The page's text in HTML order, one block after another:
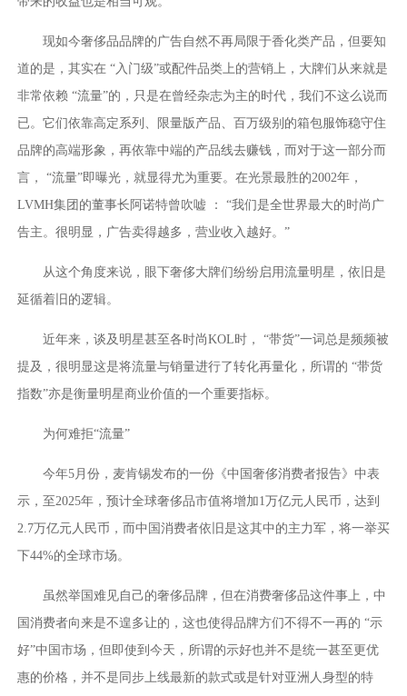
现如今奢侈品品牌的广告自然不再局限于香化类产品，但要知
道的是，其实在 “入门级”或配件品类上的营销上，大牌们从来就是
非常依赖 “流量”的，只是在曾经杂志为主的时代，我们不这么说而
已。它们依靠高定系列、限量版产品、百万级别的箱包服饰稳守住
品牌的高端形象，再依靠中端的产品线去赚钱，而对于这一部分而
言， “流量”即曝光，就显得尤为重要。在光景最胜的2002年，
LVMH集团的董事长阿诺特曾吹嘘 ： “我们是全世界最大的时尚广
告主。很明显，广告卖得越多，营业收入越好。”
从这个角度来说，眼下奢侈大牌们纷纷启用流量明星，依旧是
延循着旧的逻辑。
近年来，谈及明星甚至各时尚KOL时， “带货”一词总是频频被
提及，很明显这是将流量与销量进行了转化再量化，所谓的 “带货
指数”亦是衡量明星商业价值的一个重要指标。
为何难拒“流量”
今年5月份，麦肯锡发布的一份《中国奢侈消费者报告》中表
示，至2025年，预计全球奢侈品市值将增加1万亿元人民币，达到
2.7万亿元人民币，而中国消费者依旧是这其中的主力军，将一举买
下44%的全球市场。
虽然举国难见自己的奢侈品牌，但在消费奢侈品这件事上，中
国消费者向来是不遑多让的，这也使得品牌方们不得不一再的 “示
好”中国市场，但即使到今天，所谓的示好也并不是统一甚至更优
惠的价格，并不是同步上线最新的款式或是针对亚洲人身型的特